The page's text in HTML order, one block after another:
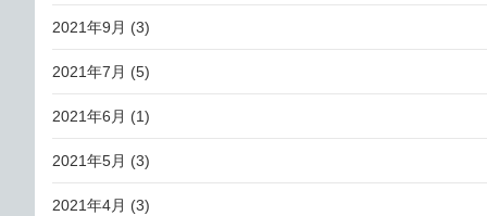
2021年9月 (3)
2021年7月 (5)
2021年6月 (1)
2021年5月 (3)
2021年4月 (3)